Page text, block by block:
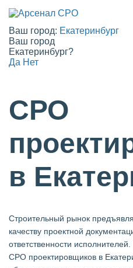
Ваш город: Екатеринбург
Ваш город
Екатеринбург?
Да Нет
СРО
в
Строительный рынок
качеству проектной
ответственности
СРО проектировщиков в